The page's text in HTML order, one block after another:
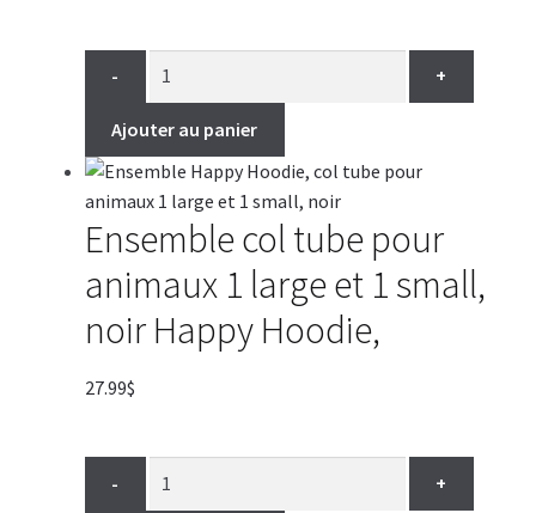
- +
Ajouter au panier
Ensemble col tube pour
animaux 1 large et 1 small,
noir Happy Hoodie,
27.99$
- +